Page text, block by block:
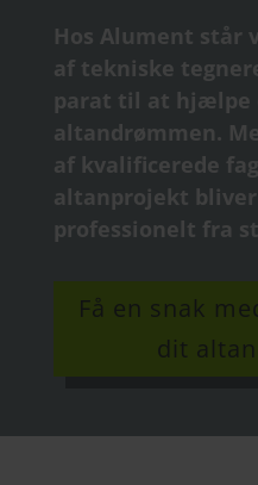
Hos Alument står
af tekniske
parat til at hjælpe
altandrømmen.
af kvalificerede
altanprojekt
professionelt fra
Få en snak
dit